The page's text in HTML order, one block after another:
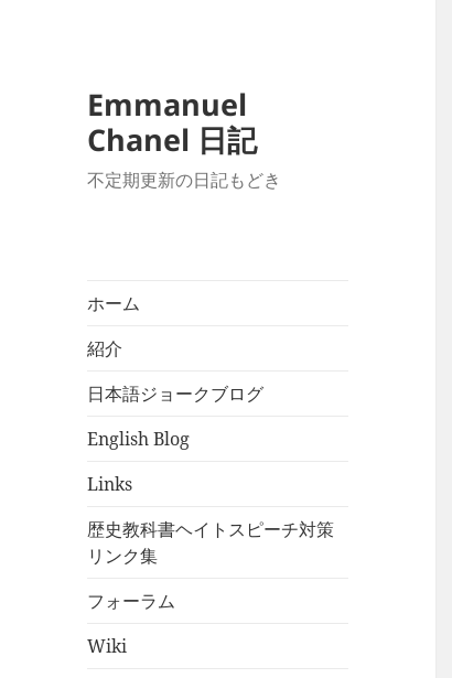
Emmanuel
Chanel 日記
不定期更新の日記もどき
ホーム
紹介
日本語ジョークブログ
English Blog
Links
歴史教科書ヘイトスピーチ対策
リンク集
フォーラム
Wiki